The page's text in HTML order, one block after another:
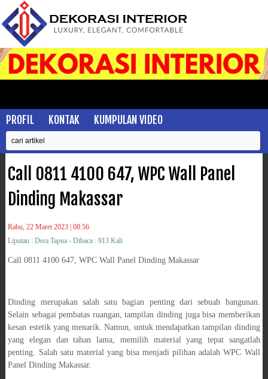
PROFIL KONTAK KUMPULAN VIDEO
Call 0811 4100 647, WPC Wall Panel
Dinding Makassar
Rabu, 22 Maret 2023 | 08:56
Liputan : Dera Tapua - Dibaca : 913 Kali
Call 0811 4100 647, WPC Wall Panel Dinding Makassar
Dinding merupakan salah satu bagian penting dari sebuah bangunan.
Selain sebagai pembatas ruangan, tampilan dinding juga bisa memberikan
kesan estetik yang menarik. Namun, untuk mendapatkan tampilan dinding
yang elegan dan tahan lama, memilih material yang tepat sangatlah
penting. Salah satu material yang bisa menjadi pilihan adalah WPC Wall
Panel Dinding Makassar.